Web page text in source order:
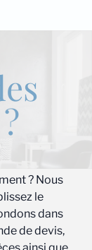
? Nous
le
dans
de devis,